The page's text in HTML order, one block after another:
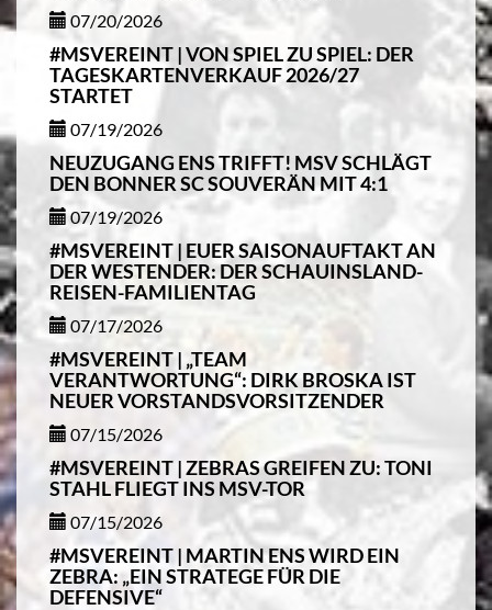
07/20/2026
#MSVEREINT | VON SPIEL ZU SPIEL: DER
TAGESKARTENVERKAUF 2026/27
STARTET
07/19/2026
NEUZUGANG ENS TRIFFT! MSV SCHLÄGT
DEN BONNER SC SOUVERÄN MIT 4:1
07/19/2026
#MSVEREINT | EUER SAISONAUFTAKT AN
DER WESTENDER: DER SCHAUINSLAND-
REISEN-FAMILIENTAG
07/17/2026
#MSVEREINT | „TEAM
VERANTWORTUNG“: DIRK BROSKA IST
NEUER VORSTANDSVORSITZENDER
07/15/2026
#MSVEREINT | ZEBRAS GREIFEN ZU: TONI
STAHL FLIEGT INS MSV-TOR
07/15/2026
#MSVEREINT | MARTIN ENS WIRD EIN
ZEBRA: „EIN STRATEGE FÜR DIE
DEFENSIVE“